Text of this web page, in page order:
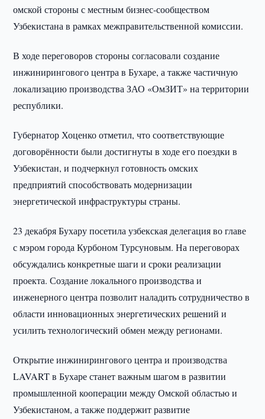
омской стороны с местным бизнес-сообществом
Узбекистана в рамках межправительственной комиссии.
В ходе переговоров стороны согласовали создание
инжинирингового центра в Бухаре, а также частичную
локализацию производства ЗАО «ОмЗИТ» на территории
республики.
Губернатор Хоценко отметил, что соответствующие
договорённости были достигнуты в ходе его поездки в
Узбекистан, и подчеркнул готовность омских
предприятий способствовать модернизации
энергетической инфраструктуры страны.
23 декабря Бухару посетила узбекская делегация во главе
с мэром города Курбоном Турсуновым. На переговорах
обсуждались конкретные шаги и сроки реализации
проекта. Создание локального производства и
инженерного центра позволит наладить сотрудничество в
области инновационных энергетических решений и
усилить технологический обмен между регионами.
Открытие инжинирингового центра и производства
LAVART в Бухаре станет важным шагом в развитии
промышленной кооперации между Омской областью и
Узбекистаном, а также поддержит развитие